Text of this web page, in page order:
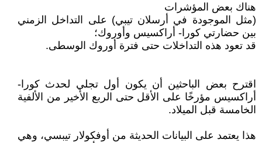
هناك بعض المؤشرات
(مثل الموجودة في أرسلان تيبي) على التداخل الزمني
بين حضارتي كورا- أراكسيس وأوروك؛
قد تعود هذه التداخلات حتى فترة أوروك الوسطى.
اقترح بعض الباحثين أن يكون أول تجلي لحدث كورا-
أراكسيس مؤرخًا على الأقل حتى الربع الأخير من الألفية
الخامسة قبل الميلاد.
هذا يعتمد على البيانات الحديثة من أوفكولار تيبسي، وهي